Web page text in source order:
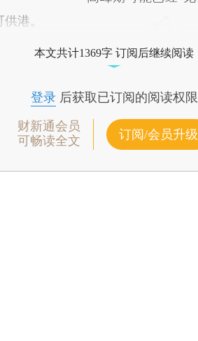
港。
本文共计1369字 订阅后继续阅读
登录后获取已订阅的阅读权限
财新通会员
可畅读全文
订阅/会员升级